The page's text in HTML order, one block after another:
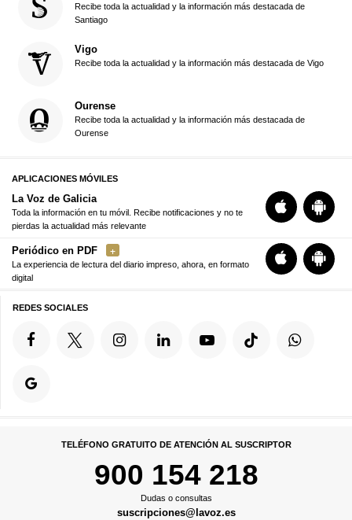
Recibe toda la actualidad y la información más destacada de
Santiago
Vigo
Recibe toda la actualidad y la información más destacada de Vigo
Ourense
Recibe toda la actualidad y la información más destacada de
Ourense
APLICACIONES MÓVILES
La Voz de Galicia
Toda la información en tu móvil. Recibe notificaciones y no te
pierdas la actualidad más relevante
Periódico en PDF
La experiencia de lectura del diario impreso, ahora, en formato
digital
REDES SOCIALES
TELÉFONO GRATUITO DE ATENCIÓN AL SUSCRIPTOR
900 154 218
Dudas o consultas
suscripciones@lavoz.es